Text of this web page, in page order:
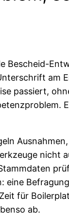
Bescheid-
am
passiert,
nicht
eine
für
ab.